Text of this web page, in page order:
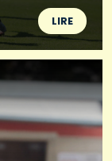
LIRE